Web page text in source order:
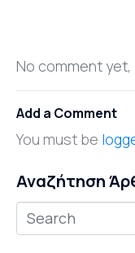
No comment
Add a Comment
You must be
Αναζήτηση